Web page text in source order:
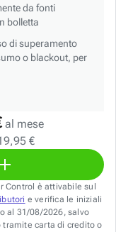
al mese
€
da fonti
bolletta
di superamento
o blackout, per
Control è attivabile sul
e verifica le iniziali
al 31/08/2026, salvo
tramite carta di credito o